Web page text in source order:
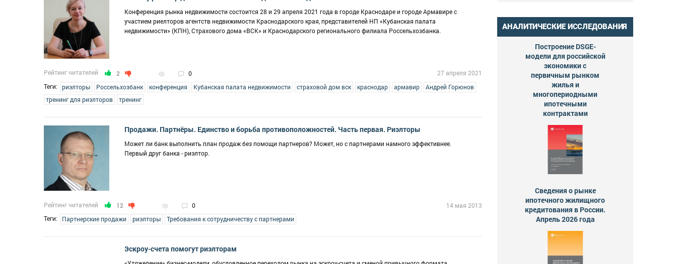
Конференция рынка недвижимости состоится 28 и 29 апреля 2021 года в городе Краснодаре и городе Армавире с
участием риелторов агентств недвижимости Краснодарского края, представителей НП «Кубанская палата
недвижимости» (КПН), Страхового дома «ВСК» и Краснодарского регионального филиала Россельхозбанка.
Рейтинг читателей 2 0
27 апреля 2021
Теги:
риэлторы Россельхозбанк конференция Кубанская палата недвижимости страховой дом вск краснодар армавир
Андрей Горюнов
тренинг для риэлторов
тренинг
Продажи. Партнёры. Единство и борьба противоположностей. Часть первая. Риэлторы
Может ли банк выполнить план продаж без помощи партнеров? Может, но с партнерами намного эффективнее.
Первый друг банка - риэлтор.
Рейтинг читателей 12 0
14 мая 2013
Теги:
Партнерские продажи риэлторы Требования к сотрудничеству с партнерами
Эскроу-счета помогут риэлторам
АНАЛИТИЧЕСКИЕ ИССЛЕДОВАНИЯ
Построение DSGE-
модели для российской
экономики с
первичным рынком
жилья и
многопериодными
ипотечными
контрактами
Сведения о рынке
ипотечного жилищного
кредитования в России.
Апрель 2026 года